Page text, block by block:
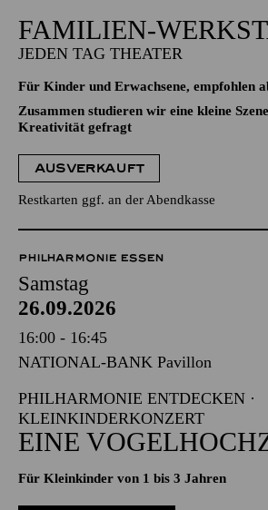
FAMILIEN-
JEDEN TAG THEATER
Für Kinder und Erwachsene, empfohlen
Zusammen studieren wir eine kleine
Kreativität gefragt
AUSVERKAUFT
Restkarten ggf. an der Abendkasse
PHILHARMONIE ESSEN
Samstag
26.09.2026
16:00 - 16:45
NATIONAL-BANK Pavillon
PHILHARMONIE ENTDECKEN ·
KLEINKINDERKONZERT
EINE
Für Kleinkinder von 1 bis 3 Jahren